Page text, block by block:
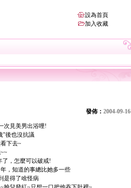
設為首頁
加入收藏
發佈： 2004-09-16
見美男出浴哩!
後也沒抗議
下去~
，怎麼可以破戒!
知道的事總比她多一些
得了啥怪病